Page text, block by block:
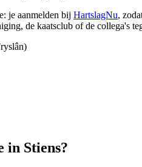
je aanmelden bij HartslagNu,
de kaatsclub of de collega's
in Stiens?